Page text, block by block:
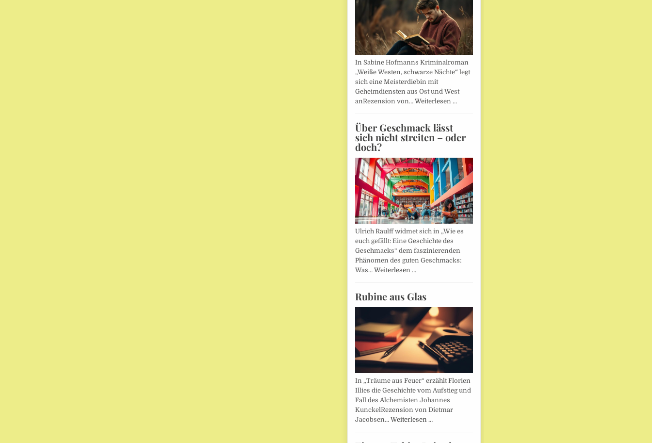
In Sabine Hofmanns Kriminalroman
„Weiße Westen, schwarze Nächte“ legt
sich eine Meisterdiebin mit
Geheimdiensten aus Ost und West
anRezension von… Weiterlesen …
Über Geschmack lässt
sich nicht streiten – oder
doch?
Ulrich Raulff widmet sich in „Wie es
euch gefällt: Eine Geschichte des
Geschmacks“ dem faszinierenden
Phänomen des guten Geschmacks:
Was… Weiterlesen …
Rubine aus Glas
In „Träume aus Feuer“ erzählt Florien
Illies die Geschichte vom Aufstieg und
Fall des Alchemisten Johannes
KunckelRezension von Dietmar
Jacobsen… Weiterlesen …